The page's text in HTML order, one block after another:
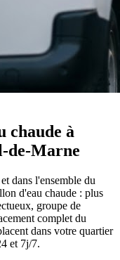
chaude à
de-Marne
dans l'ensemble du
d'eau chaude : plus
groupe de
complet du
dans votre quartier
et 7j/7.